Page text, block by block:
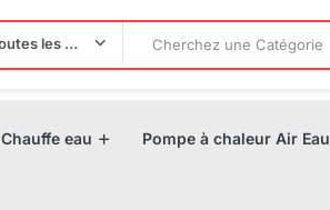
Toutes les Catégories
Chauffe eau Pompe à chaleur Air Eau